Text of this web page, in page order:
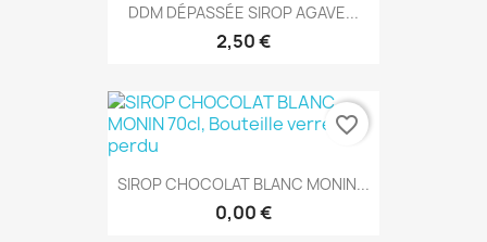
DDM DÉPASSÉE SIROP AGAVE...
2,50 €
SIROP CHOCOLAT BLANC MONIN...
0,00 €
favorite_border